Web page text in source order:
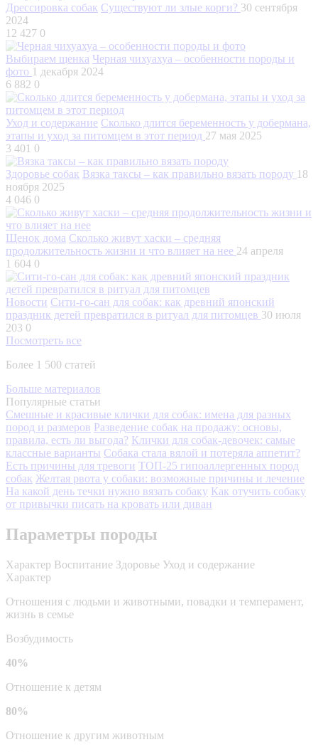
Дрессировка собак Существуют ли злые корги? 30 сентября
2024
12 427 0
Выбираем щенка Черная чихуахуа – особенности породы и
фото 1 декабря 2024
6 882 0
Уход и содержание Сколько длится беременность у добермана,
этапы и уход за питомцем в этот период 27 мая 2025
3 401 0
Здоровье собак Вязка таксы – как правильно вязать породу 18
ноября 2025
4 046 0
Щенок дома Сколько живут хаски – средняя
продолжительность жизни и что влияет на нее 24 апреля
1 604 0
Новости Сити-го-сан для собак: как древний японский
праздник детей превратился в ритуал для питомцев 30 июля
203 0
Посмотреть все
Более 1 500 статей
Больше материалов
Популярные статьи
Смешные и красивые клички для собак: имена для разных
пород и размеров Разведение собак на продажу: основы,
правила, есть ли выгода? Клички для собак-девочек: самые
классные варианты Собака стала вялой и потеряла аппетит?
Есть причины для тревоги ТОП-25 гипоаллергенных пород
собак Желтая рвота у собаки: возможные причины и лечение
На какой день течки нужно вязать собаку Как отучить собаку
от привычки писать на кровать или диван
Параметры породы
Характер Воспитание Здоровье Уход и содержание
Характер
Отношения с людьми и животными, повадки и темперамент,
жизнь в семье
Возбудимость
40%
Отношение к детям
80%
Отношение к другим животным